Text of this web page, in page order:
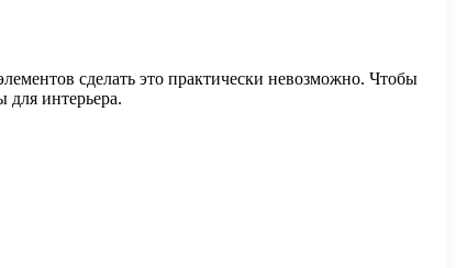
сделать это практически невозможно. Чтобы
для интерьера.